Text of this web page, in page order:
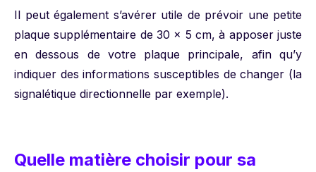
Il peut également s’avérer utile de prévoir une petite
plaque supplémentaire de 30 x 5 cm, à apposer juste
en dessous de votre plaque principale, afin qu’y
indiquer des informations susceptibles de changer (la
signalétique directionnelle par exemple).
Quelle matière choisir pour sa